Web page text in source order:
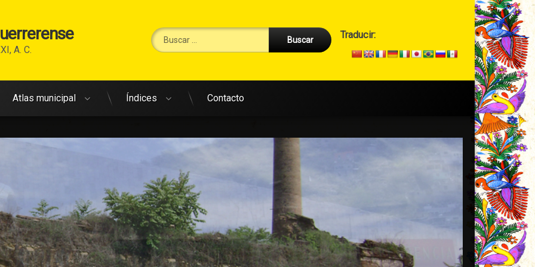
A. C.
Buscar:
→
Secundario
Traducir:
Atlas municipal Índices Contacto